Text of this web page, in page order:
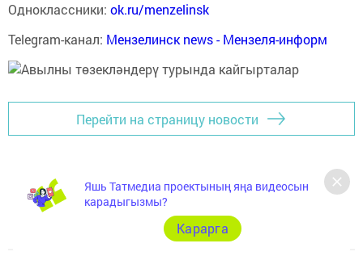
Одноклассники: ok.ru/menzelinsk
Telegram-канал: Мензелинск news - Мензеля-информ
Перейти на страницу новости
Яшь Татмедиа проектының яңа видеосын
карадыгызмы?
Карарга